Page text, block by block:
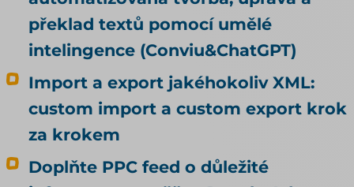
překlad textů pomocí umělé
intelingence (Conviu&ChatGPT)
Import a export jakéhokoliv XML:
custom import a custom export krok
za krokem
Doplňte PPC feed o důležité